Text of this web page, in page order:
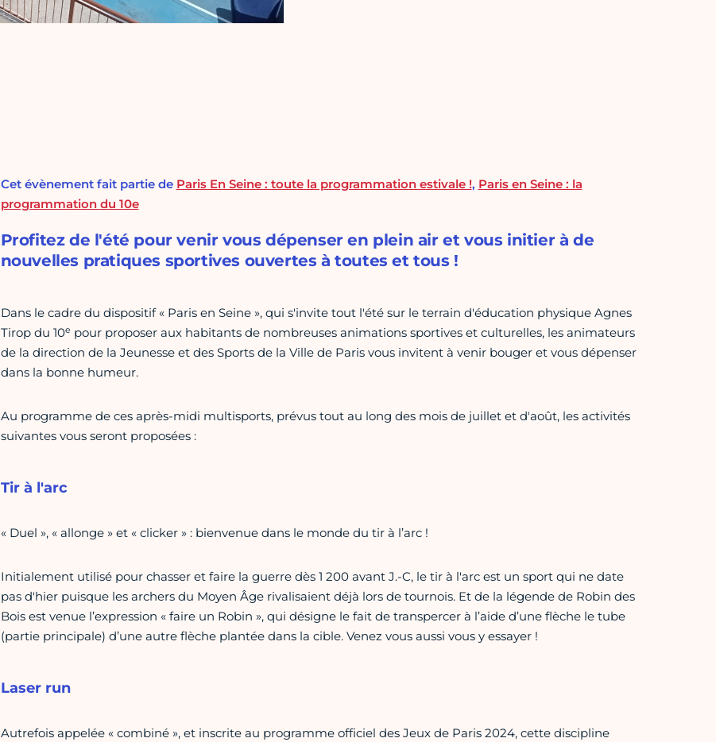
Cet évènement fait partie de Paris En Seine : toute la programmation estivale !, Paris en Seine : la
programmation du 10e
Profitez de l'été pour venir vous dépenser en plein air et vous initier à de
nouvelles pratiques sportives ouvertes à toutes et tous !
Dans le cadre du dispositif « Paris en Seine », qui s'invite tout l'été sur le terrain d'éducation physique Agnes
Tirop du 10e pour proposer aux habitants de nombreuses animations sportives et culturelles, les animateurs
de la direction de la Jeunesse et des Sports de la Ville de Paris vous invitent à venir bouger et vous dépenser
dans la bonne humeur.
Au programme de ces après-midi multisports, prévus tout au long des mois de juillet et d'août, les activités
suivantes vous seront proposées :
Tir à l'arc
« Duel », « allonge » et « clicker » : bienvenue dans le monde du tir à l’arc !
Initialement utilisé pour chasser et faire la guerre dès 1 200 avant J.-C, le tir à l'arc est un sport qui ne date
pas d'hier puisque les archers du Moyen Âge rivalisaient déjà lors de tournois. Et de la légende de Robin des
Bois est venue l’expression « faire un Robin », qui désigne le fait de transpercer à l’aide d’une flèche le tube
(partie principale) d’une autre flèche plantée dans la cible. Venez vous aussi vous y essayer !
Laser run
Autrefois appelée « combiné », et inscrite au programme officiel des Jeux de Paris 2024, cette discipline